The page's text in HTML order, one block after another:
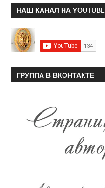
НАШ КАНАЛ НА YOUTUBE
ГРУППА В ВКОНТАКТЕ